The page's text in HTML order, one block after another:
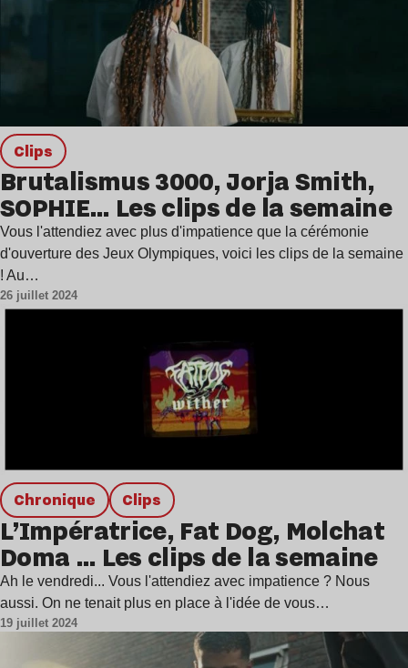
clips
Brutalismus 3000, Jorja Smith,
SOPHIE… Les clips de la semaine
Vous l'attendiez avec plus d'impatience que la cérémonie
d'ouverture des Jeux Olympiques, voici les clips de la semaine
! Au…
26 juillet 2024
chronique clips
L’Impératrice, Fat Dog, Molchat
Doma … Les clips de la semaine
Ah le vendredi... Vous l'attendiez avec impatience ? Nous
aussi. On ne tenait plus en place à l'idée de vous…
19 juillet 2024